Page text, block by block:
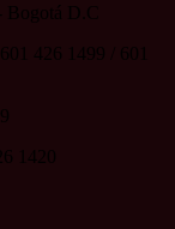
D.C
426 1499 / 601
1420